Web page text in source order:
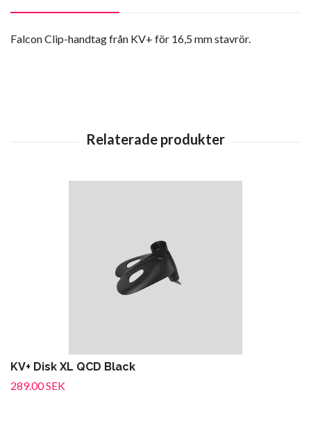
Falcon Clip-handtag från KV+ för 16,5 mm stavrör.
KV+ Disk XL QCD Black
289.00 SEK